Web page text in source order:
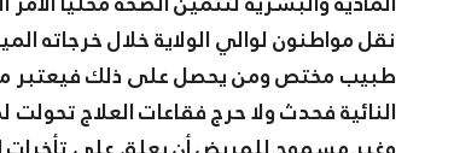
نقل مواطنون لوالي الولاية خلال خرجاته
طبيب مختص ومن يحصل على ذلك فيعتبر
النائية فحدث ولا حرج فقاعات العلاج